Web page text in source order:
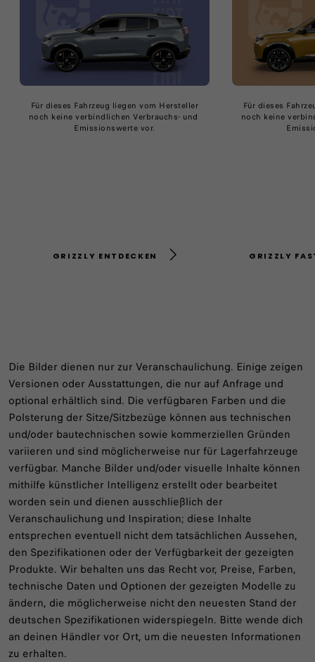
Für dieses Fahrzeug liegen vom Hersteller​
noch keine verbindlichen Verbrauchs- und ​
Emissionswerte vor.
GRIZZLY ENTDECKEN
Für dieses
noch keine
GRIZZLY
Die Bilder dienen nur zur Veranschaulichung. Einige zeigen
Versionen oder Ausstattungen, die nur auf Anfrage und
optional erhältlich sind. Die verfügbaren Farben und die
Polsterung der Sitze/Sitzbezüge können aus technischen
und/oder bautechnischen sowie kommerziellen Gründen
variieren und sind möglicherweise nur für Lagerfahrzeuge
verfügbar. Manche Bilder und/oder visuelle Inhalte können
mithilfe künstlicher Intelligenz erstellt oder bearbeitet
worden sein und dienen ausschließlich der
Veranschaulichung und Inspiration; diese Inhalte
entsprechen eventuell nicht dem tatsächlichen Aussehen,
den Spezifikationen oder der Verfügbarkeit der gezeigten
Produkte. Wir behalten uns das Recht vor, Preise, Farben,
technische Daten und Optionen der gezeigten Modelle zu
ändern, die möglicherweise nicht den neuesten Stand der
deutschen Spezifikationen widerspiegeln. Bitte wende dich
an deinen Händler vor Ort, um die neuesten Informationen
zu erhalten.